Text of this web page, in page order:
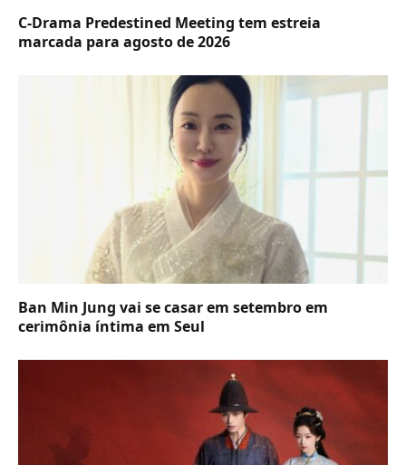
C-Drama Predestined Meeting tem estreia
marcada para agosto de 2026
Ban Min Jung vai se casar em setembro em
cerimônia íntima em Seul